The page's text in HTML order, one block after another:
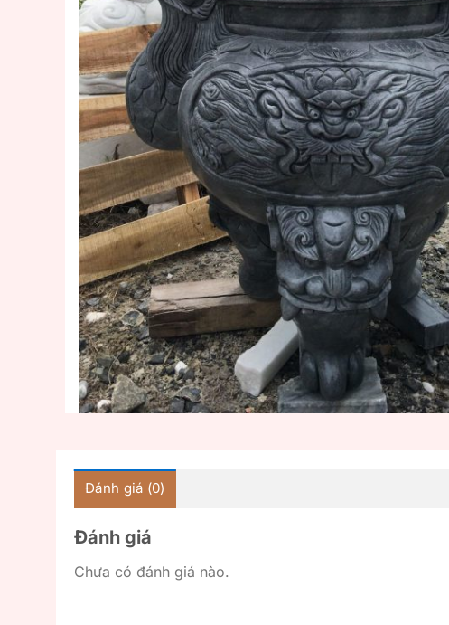
Đánh giá (0)
Đánh giá
Chưa có đánh giá nào.